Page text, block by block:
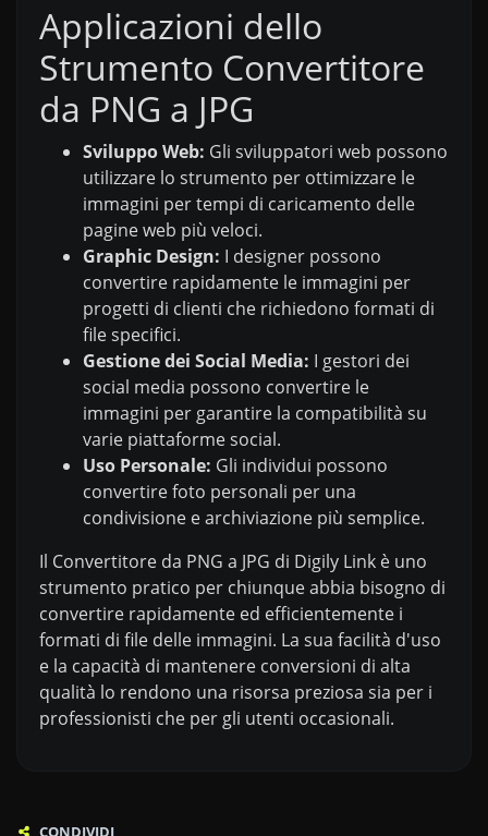
Applicazioni dello
Strumento Convertitore
da PNG a JPG
Sviluppo Web: Gli sviluppatori web possono
utilizzare lo strumento per ottimizzare le
immagini per tempi di caricamento delle
pagine web più veloci.
Graphic Design: I designer possono
convertire rapidamente le immagini per
progetti di clienti che richiedono formati di
file specifici.
Gestione dei Social Media: I gestori dei
social media possono convertire le
immagini per garantire la compatibilità su
varie piattaforme social.
Uso Personale: Gli individui possono
convertire foto personali per una
condivisione e archiviazione più semplice.
Il Convertitore da PNG a JPG di Digily Link è uno
strumento pratico per chiunque abbia bisogno di
convertire rapidamente ed efficientemente i
formati di file delle immagini. La sua facilità d'uso
e la capacità di mantenere conversioni di alta
qualità lo rendono una risorsa preziosa sia per i
professionisti che per gli utenti occasionali.
CONDIVIDI